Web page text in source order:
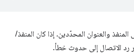
والعنوان المحدّدين. إذا كان المنفذ/
رد الاتصال إلى حدوث خطأ.